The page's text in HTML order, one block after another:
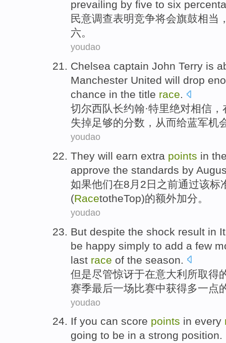
prevailing by five to six
民意调查表明竞争将会旗鼓相当
六。
youdao
Chelsea captain John Terry is
Manchester United will drop
chance in the title race.
切尔西队长约翰·特里绝对相信 ，
失掉足够的分数 ，从而给蓝军机
youdao
They will earn extra points in
approve the standards by
如果他们在8月2日之前通过该标
(RacetotheTop)的额外加分。
youdao
But despite the shock result in
be happy simply to add a few
last race of the season
但是尽管惊讶于在意大利所取得
赛季最后一场比赛中获得多一点
youdao
If you can score points in every
going to be in a strong position.